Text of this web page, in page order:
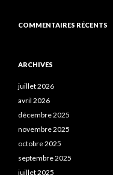
COMMENTAIRES RÉCENTS
ARCHIVES
juillet 2026
avril 2026
décembre 2025
novembre 2025
octobre 2025
septembre 2025
juillet 2025